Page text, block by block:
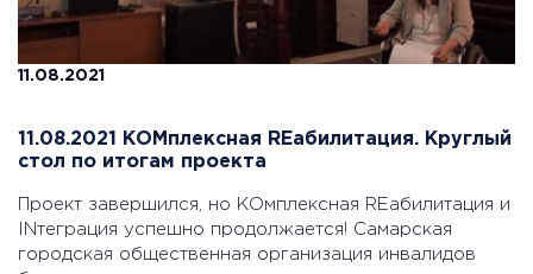
11.08.2021
11.08.2021 КОМплексная REабилитация. Круглый
стол по итогам проекта
Проект завершился, но КОмплексная REабилитация и
INтеграция успешно продолжается! Самарская
городская общественная организация инвалидов